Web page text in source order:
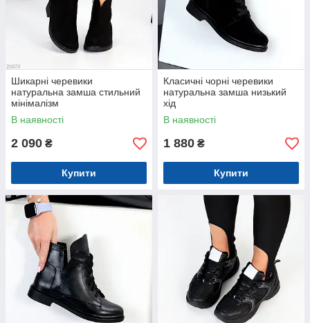
Шикарні черевики
натуральна замша стильний
мінімалізм
В наявності
2 090 ₴
Купити
Класичні чорні черевики
натуральна замша низький
хід
В наявності
1 880 ₴
Купити